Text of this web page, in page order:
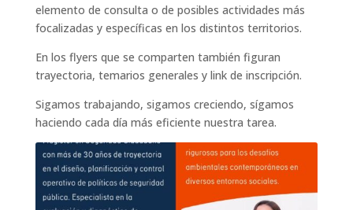
elemento de consulta o de posibles actividades más
focalizadas y específicas en los distintos territorios.
En los flyers que se comparten también figuran
trayectoria, temarios generales y link de inscripción.
Sigamos trabajando, sigamos creciendo, sígamos
haciendo cada día más eficiente nuestra tarea.